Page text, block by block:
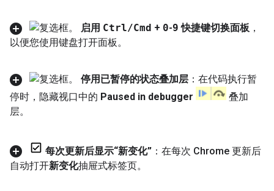
启用 Ctrl/Cmd + 0-9 快捷键切换面板 ，
以便您使用键盘打开面板。
停用已暂停的状态叠加层 ：在代码执行暂
停时，隐藏视口中的 Paused in debugger
叠加
层。
每次更新后显示“新变化” ：在每次 Chrome 更新后
自动打开新变化抽屉式标签页。